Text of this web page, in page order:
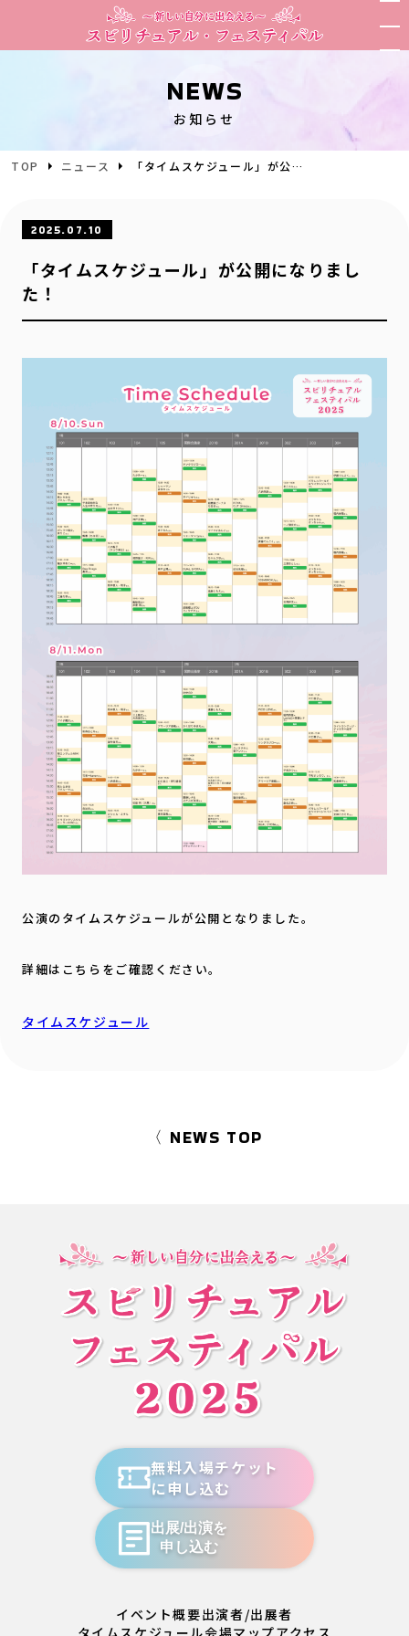
NEWS
お知らせ
TOP ニュース 「タイムスケジュール」が公開になりました！
2025.07.10
「タイムスケジュール」が公開になりまし
た！
公演のタイムスケジュールが公開となりました。
詳細はこちらをご確認ください。
タイムスケジュール
〈 NEWS TOP
無料入場チケット
に申し込む
出展/出演を
申し込む
イベント概要出演者/出展者
タイムスケジュール会場マップアクセス